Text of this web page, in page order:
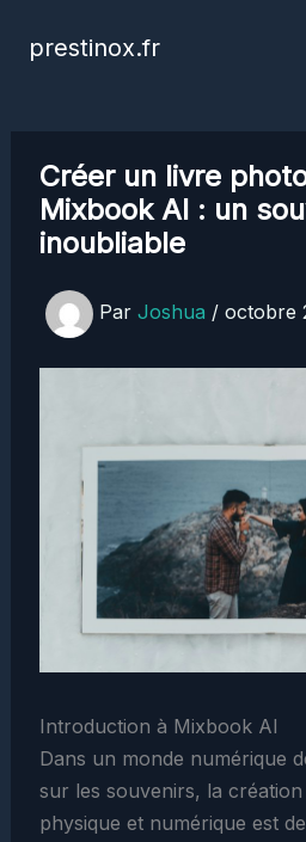
prestinox.fr
Créer un livre
Mixbook AI : un
inoubliable
Par Joshua / octobre
Introduction à Mixbook AI
Dans un monde numérique
sur les souvenirs, la
physique et numérique est